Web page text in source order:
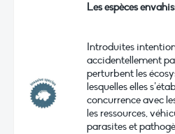
Les espèces
Introduites
accidentellement
perturbent les
lesquelles elles
concurrence avec
les ressources,
parasites et